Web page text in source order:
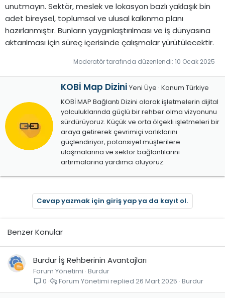
unutmayın. Sektör, meslek ve lokasyon bazlı yaklaşık bin
adet bireysel, toplumsal ve ulusal kalkınma planı
hazırlanmıştır. Bunların yaygınlaştırılması ve iş dünyasına
aktarılması için süreç içerisinde çalışmalar yürütülecektir.
Moderatör tarafında düzenlendi: 10 Ocak 2025
Y
z
a
r
KOBİ Map Dizini Yeni Üye · Konum Türkiye
KOBİ MAP Bağlantı Dizini olarak işletmelerin dijital
yolculuklarında güçlü bir rehber olma vizyonunu
sürdürüyoruz. Küçük ve orta ölçekli işletmeleri bir
araya getirerek çevrimiçi varlıklarını
güçlendiriyor, potansiyel müşterilere
ulaşmalarına ve sektör bağlantılarını
artırmalarına yardımcı oluyoruz.
Cevap yazmak için giriş yap ya da kayıt ol.
Benzer Konular
Burdur İş Rehberinin Avantajları
Forum Yönetimi Burdur
0
Burdur
26 Mart 2025
Forum Yönetimi